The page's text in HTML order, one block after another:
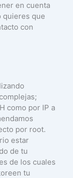
en cuenta
quieres que
con
como por IP a
por root.
estar
de tu
de los cuales
tu